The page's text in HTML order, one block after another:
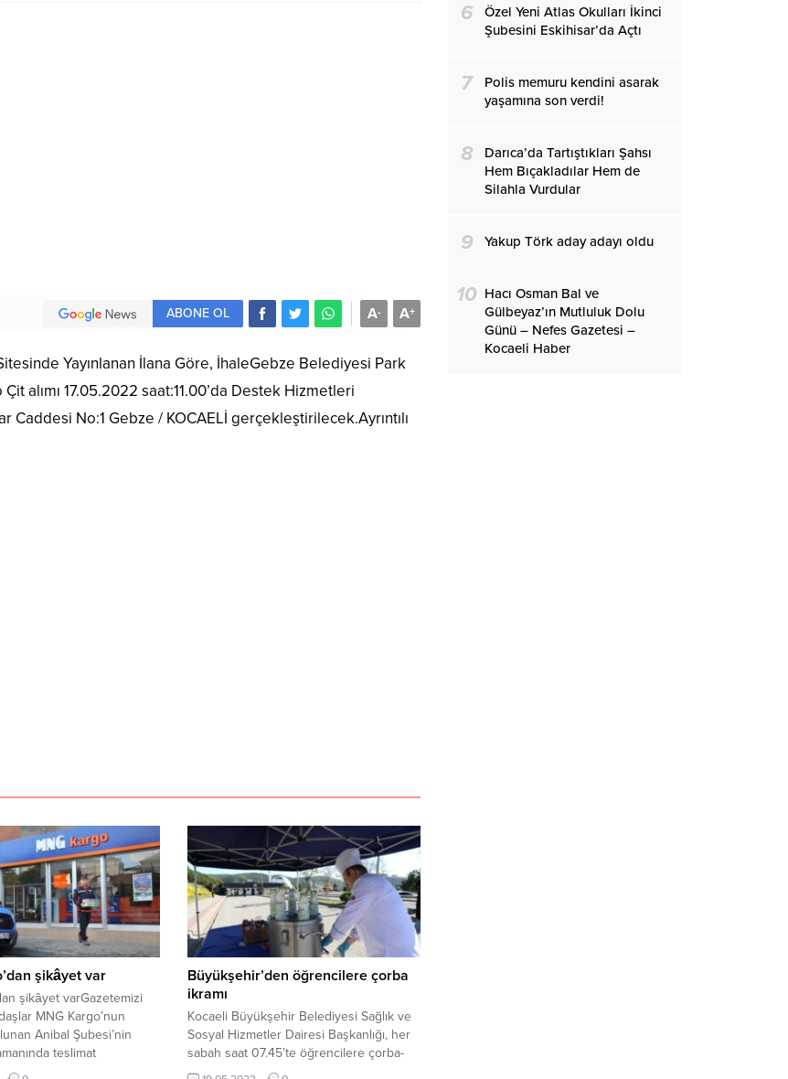
A+
A-
ABONE OL
Yayınlanan İlana Göre, İhaleGebze Belediyesi Park
alımı 17.05.2022 saat:11.00’da Destek Hizmetleri
No:1 Gebze / KOCAELİ gerçekleştirilecek.Ayrıntılı
şikâyet var
şikâyet varGazetemizi
MNG Kargo’nun
Anibal Şubesi’nin
teslimat
ettiler.
Büyükşehir’den öğrencilere çorba
ikramı
Kocaeli Büyükşehir Belediyesi Sağlık ve
Sosyal Hizmetler Dairesi Başkanlığı, her
sabah saat 07.45’te öğrencilere çorba-
ekmek ikramında bulunuyor. İkram
6
Özel Yeni Atlas Okulları İkinci
Şubesini Eskihisar’da Açtı
7
Polis memuru kendini asarak
yaşamına son verdi!
8
Darıca’da Tartıştıkları Şahsı
Hem Bıçakladılar Hem de
Silahla Vurdular
9 Yakup Törk aday adayı oldu
10 Hacı Osman Bal ve
Gülbeyaz’ın Mutluluk Dolu
Günü – Nefes Gazetesi –
Kocaeli Haber